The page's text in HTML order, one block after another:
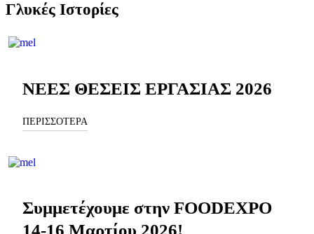
Γλυκές Ιστορίες
ΝΕΕΣ ΘΕΣΕΙΣ ΕΡΓΑΣΙΑΣ 2026
ΠΕΡΙΣΣΟΤΕΡΑ
Συμμετέχουμε στην FOODEXPO